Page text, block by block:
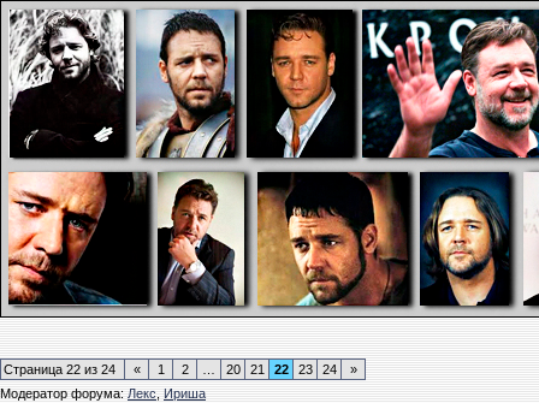
Страница 22 из 24 « 1 2 20 21 22 23 24
»
Модератор форума:Лекс,Ириша